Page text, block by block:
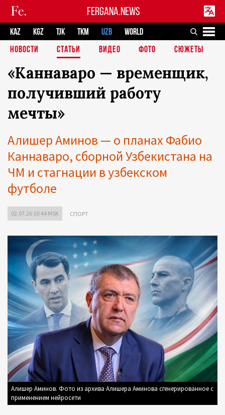
FERGANA.NEWS
KAZ KGZ TJK TKM UZB
WORLD
НОВОСТИ
СТАТЬИ ВИДЕО ФОТО СЮЖЕТЫ
«Каннаваро — временщик,
получивший работу
мечты»
Алишер Аминов — о планах Фабио
Каннаваро, сборной Узбекистана на
ЧМ и стагнации в узбекском
футболе
02.07.26 10:44 MSK СПОРТ
Алишер Аминов. Фото из архива Алишера Аминова сгенерированное с
применением нейросети